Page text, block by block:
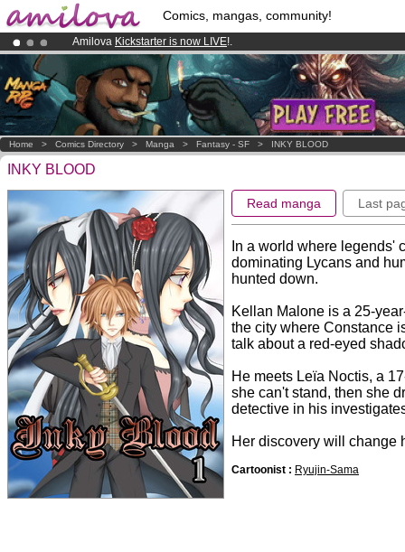
Comics, mangas, community!
Amilova Kickstarter is now LIVE!.
Already 134393membersand 1208comics & mangas!.
Premium membership from3.95 euros per month !Get membership
Home > Comics Directory > Manga > Fantasy - SF > INKY BLOOD
INKY BLOOD
Read manga Last
In a world where legends'
dominating Lycans and
hunted down.
Kellan Malone is a 25-
the city where Constance
talk about a red-eyed
He meets Leïa Noctis, a
she can't stand, then she
detective in his
Her discovery will change
Cartoonist : Ryujin-Sama